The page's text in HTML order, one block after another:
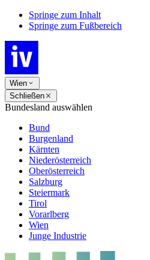
Springe zum Inhalt
Springe zum Fußbereich
Wien
Schließen
Bundesland auswählen
Bund
Burgenland
Kärnten
Niederösterreich
Oberösterreich
Salzburg
Steiermark
Tirol
Vorarlberg
Wien
Junge Industrie